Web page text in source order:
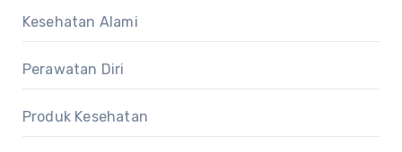
Kesehatan Alami
Perawatan Diri
Produk Kesehatan